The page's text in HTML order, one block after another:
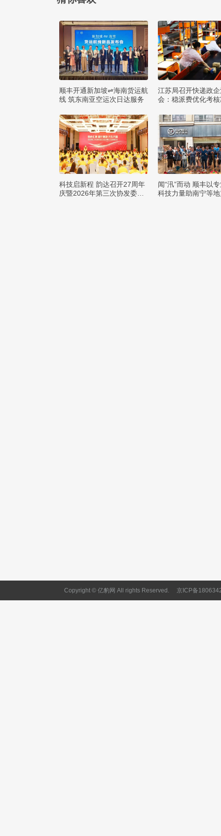
顺丰开通新加坡⇌海南货运航
线 筑东南亚空运次日达服务
江苏局召开快递政
会：稳派费优化考
科技启新程 韵达召开27周年
庆暨2026年第三次协发委会
闻“汛”而动 顺丰以
科技力量助南宁等
Copyright © 亿豹网 All rights Reserved. 京ICP备